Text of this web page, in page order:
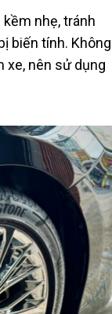
nhẹ, tránh
biến tính. Không
xe, nên sử dụng